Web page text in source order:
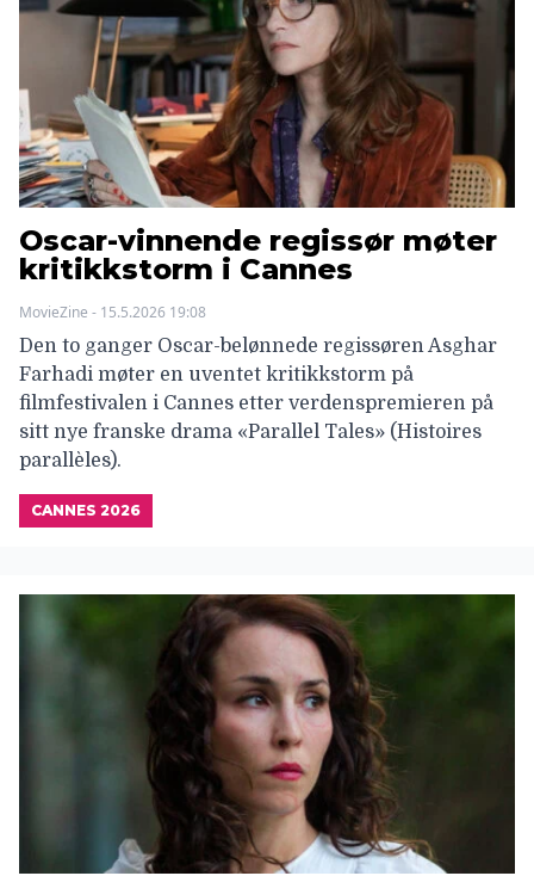
Oscar-vinnende regissør møter
kritikkstorm i Cannes
MovieZine - 15.5.2026 19:08
Den to ganger Oscar-belønnede regissøren Asghar
Farhadi møter en uventet kritikkstorm på
filmfestivalen i Cannes etter verdenspremieren på
sitt nye franske drama «Parallel Tales» (Histoires
parallèles).
CANNES 2026